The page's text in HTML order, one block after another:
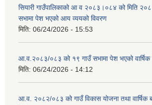
सियारी गाउँपालिकाको आ व २०८३।०८४ को मिति
सभामा पेश भएको आय व्ययको विवरण
मिति: 06/24/2026 - 15:53
आ.व.२०८३/०८३ को १९ गाउँ सभामा पेश भएको वार्षिक
मिति: 06/24/2026 - 14:12
आ.व. २०८२/०८३ को गाउँ विकास योजना तथा वार्षिक